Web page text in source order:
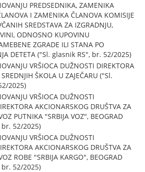
PREDSEDNIKA, ZAMENIKA
I ZAMENIKA ČLANOVA KOMISIJE
SREDSTAVA ZA IZGRADNJU,
ODNOSNO KUPOVINU
ZGRADE ILI STANA PO
DETETA ("Sl. glasnik RS", br. 52/2025)
VRŠIOCA DUŽNOSTI DIREKTORA
ŠKOLA U ZAJEČARU ("Sl.
2025)
VRŠIOCA DUŽNOSTI
AKCIONARSKOG DRUŠTVA ZA
PUTNIKA "SRBIJA VOZ", BEOGRAD
br. 52/2025)
VRŠIOCA DUŽNOSTI
AKCIONARSKOG DRUŠTVA ZA
ROBE "SRBIJA KARGO", BEOGRAD
br. 52/2025)